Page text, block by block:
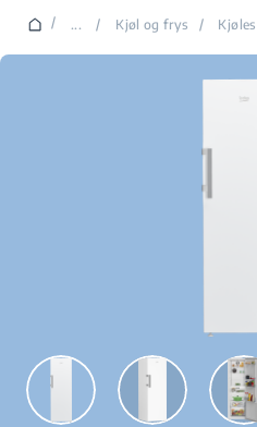
/ ... / Kjøl og frys /